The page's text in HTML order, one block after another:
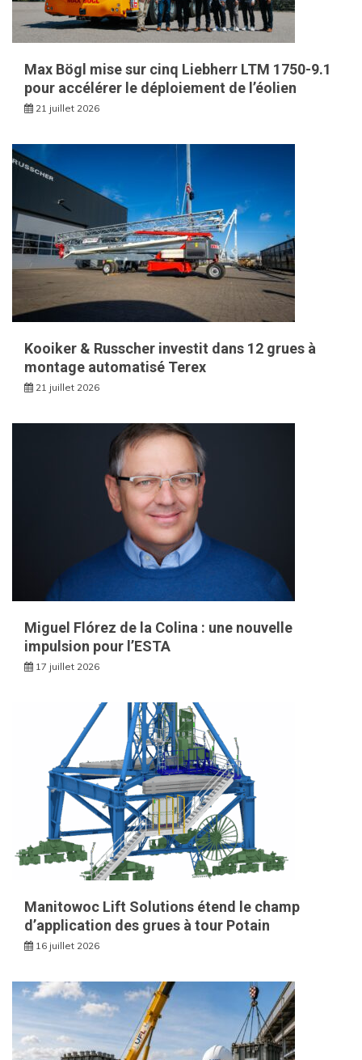
Max Bögl mise sur cinq Liebherr LTM 1750-9.1
pour accélérer le déploiement de l’éolien
21 juillet 2026
Kooiker & Russcher investit dans 12 grues à
montage automatisé Terex
21 juillet 2026
Miguel Flórez de la Colina : une nouvelle
impulsion pour l’ESTA
17 juillet 2026
Manitowoc Lift Solutions étend le champ
d’application des grues à tour Potain
16 juillet 2026